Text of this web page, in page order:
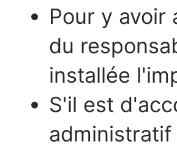
Pour y avoir
du
installée
S'il est